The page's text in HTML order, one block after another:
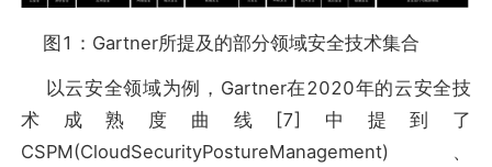
图1：Gartner所提及的部分领域安全技术集合
以云安全领域为例，Gartner在2020年的云安全技
术成熟度曲线[7]中提到了
CSPM(CloudSecurityPostureManagement)、